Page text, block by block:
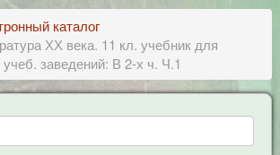
каталог
ХХ века. 11 кл. учебник для
заведений: В 2-х ч. Ч.1